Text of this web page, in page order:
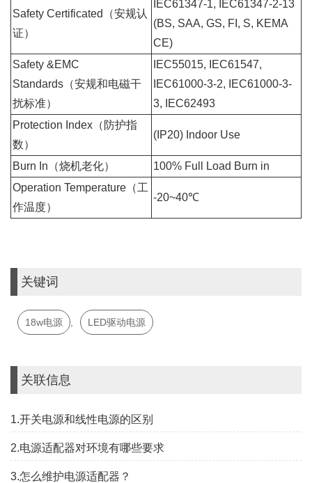
Safety Certificated（安规认
证）
IEC61347-1, IEC61347-2-13
(BS, SAA, GS, FI, S, KEMA
CE)
Safety &EMC
Standards（安规和电磁干
扰标准）
IEC55015, IEC61547,
IEC61000-3-2, IEC61000-3-
3, IEC62493
Protection Index（防护指
数）
(IP20) Indoor Use
Burn In（烧机老化）
100% Full Load Burn in
Operation Temperature（工
作温度）
-20~40℃
关键词
18w电源 LED驱动电源
关联信息
1.开关电源和线性电源的区别
2.电源适配器对环境有哪些要求
3.怎么维护电源适配器？